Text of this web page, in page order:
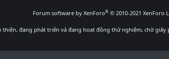
Forum software by XenForo® © 2010-2021 XenForo
thiện, đang phát triển và đang hoạt động thử nghiệm, chờ giấy